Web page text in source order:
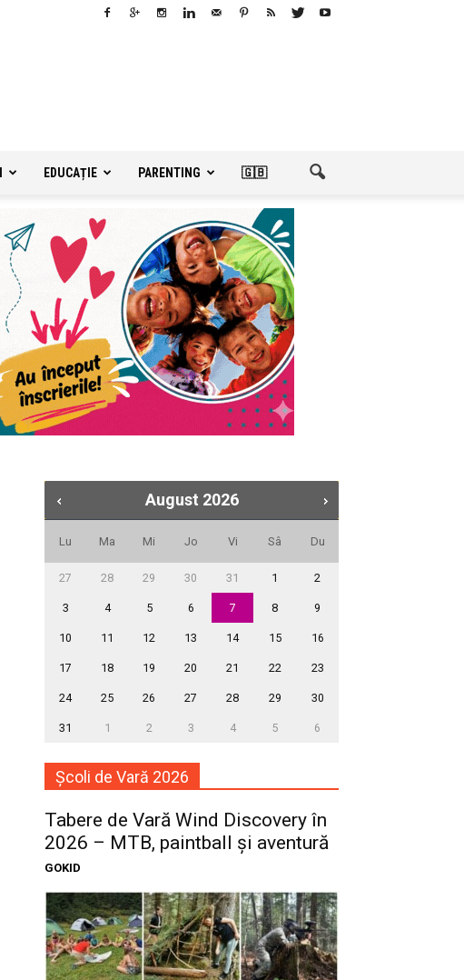
EDUCAȚIE PARENTING 🇬🇧
August 2026
Lu Ma Mi Jo Vi Sâ Du
27 28 29 30 31 1 2
3 4 5 6 7 8 9
10 11 12 13 14 15 16
17 18 19 20 21 22 23
24 25 26 27 28 29 30
31 1 2 3 4 5 6
Școli de Vară 2026
Tabere de Vară Wind Discovery în
2026 – MTB, paintball și aventură
GOKID